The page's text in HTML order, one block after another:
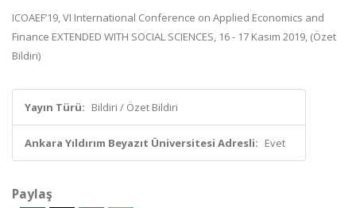
ICOAEF’19, VI International Conference on Applied Economics and
Finance EXTENDED WITH SOCIAL SCIENCES, 16 - 17 Kasım 2019, (Özet
Bildiri)
Yayın Türü: Bildiri / Özet Bildiri
Ankara Yıldırım Beyazıt Üniversitesi Adresli: Evet
Paylaş